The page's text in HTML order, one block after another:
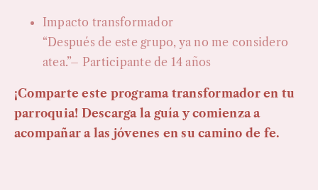
Impacto transformador
“Después de este grupo, ya no me considero
atea.”– Participante de 14 años
¡Comparte este programa transformador en tu
parroquia! Descarga la guía y comienza a
acompañar a las jóvenes en su camino de fe.